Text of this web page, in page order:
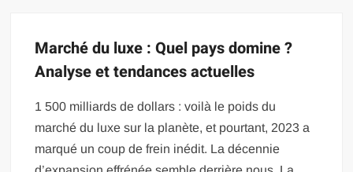
Marché du luxe : Quel pays domine ?
Analyse et tendances actuelles
1 500 milliards de dollars : voilà le poids du
marché du luxe sur la planète, et pourtant, 2023 a
marqué un coup de frein inédit. La décennie